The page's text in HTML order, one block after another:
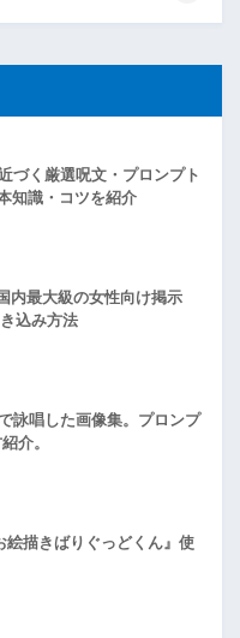
づく厳選呪文・プロンプト
知識・コツを紹介
内最大級の女性向け掲示
込み方法
詠唱した画像集。プロンプ
介。
絵描きばりぐっどくん』使